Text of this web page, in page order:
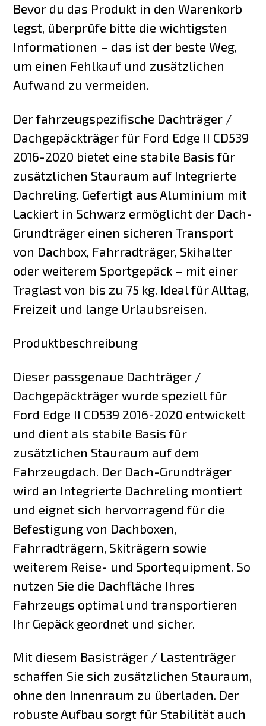
Bevor du das Produkt in den Warenkorb
legst, überprüfe bitte die wichtigsten
Informationen – das ist der beste Weg,
um einen Fehlkauf und zusätzlichen
Aufwand zu vermeiden.
Der fahrzeugspezifische Dachträger /
Dachgepäckträger für Ford Edge II CD539
2016-2020 bietet eine stabile Basis für
zusätzlichen Stauraum auf Integrierte
Dachreling. Gefertigt aus Aluminium mit
Lackiert in Schwarz ermöglicht der Dach-
Grundträger einen sicheren Transport
von Dachbox, Fahrradträger, Skihalter
oder weiterem Sportgepäck – mit einer
Traglast von bis zu 75 kg. Ideal für Alltag,
Freizeit und lange Urlaubsreisen.
Produktbeschreibung
Dieser passgenaue Dachträger /
Dachgepäckträger wurde speziell für
Ford Edge II CD539 2016-2020 entwickelt
und dient als stabile Basis für
zusätzlichen Stauraum auf dem
Fahrzeugdach. Der Dach-Grundträger
wird an Integrierte Dachreling montiert
und eignet sich hervorragend für die
Befestigung von Dachboxen,
Fahrradträgern, Skiträgern sowie
weiterem Reise- und Sportequipment. So
nutzen Sie die Dachfläche Ihres
Fahrzeugs optimal und transportieren
Ihr Gepäck geordnet und sicher.
Mit diesem Basisträger / Lastenträger
schaffen Sie sich zusätzlichen Stauraum,
ohne den Innenraum zu überladen. Der
robuste Aufbau sorgt für Stabilität auch